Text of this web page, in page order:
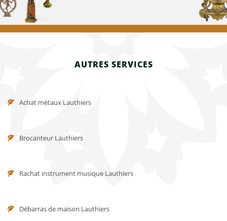
AUTRES SERVICES
Achat métaux Lauthiers
Brocanteur Lauthiers
Rachat instrument musique Lauthiers
Débarras de maison Lauthiers